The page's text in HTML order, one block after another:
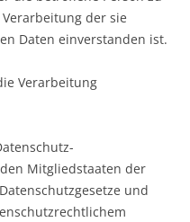
der sie
Daten einverstanden ist.
Verarbeitung
Mitgliedstaaten der
und